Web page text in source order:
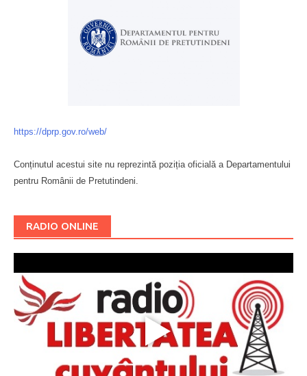
https://dprp.gov.ro/web/
Conținutul acestui site nu reprezintă poziția oficială a Departamentului
pentru Românii de Pretutindeni.
RADIO ONLINE